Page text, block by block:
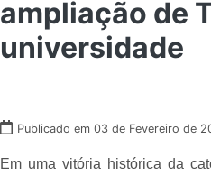
ampliação de
universidade
Publicado em 03 de Fevereiro de
Em uma vitória histórica da